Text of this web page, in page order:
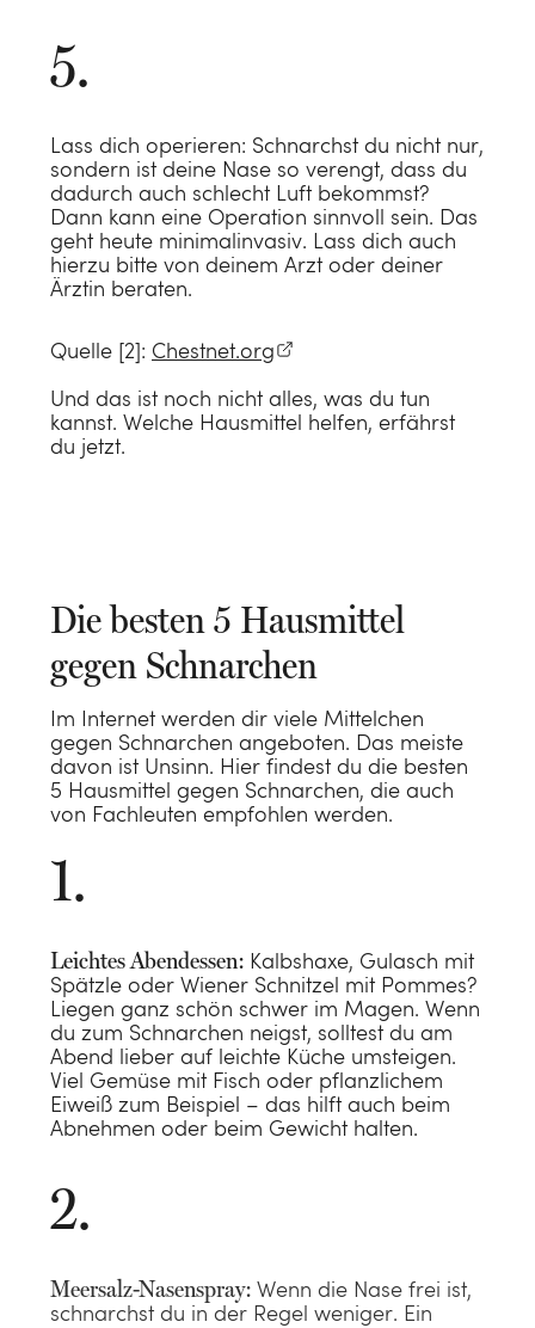
für jede
Wahre
Die Basis für
erholsamen
Schlaf
Luxus, der sanft
umhüllt
Accessoires
Kinderbettdecke
LIES DIE GESCHICHTE
Lass dich operieren: Schnarchst du nicht nur,
sondern ist deine Nase so verengt, dass du
dadurch auch schlecht Luft bekommst?
Dann kann eine Operation sinnvoll sein. Das
geht heute minimalinvasiv. Lass dich auch
hierzu bitte von deinem Arzt oder deiner
Ärztin beraten.
Quelle [2]: Chestnet.org
Und das ist noch nicht alles, was du tun
kannst. Welche Hausmittel helfen, erfährst
du jetzt.
Die besten 5 Hausmittel
gegen Schnarchen
Im Internet werden dir viele Mittelchen
gegen Schnarchen angeboten. Das meiste
davon ist Unsinn. Hier findest du die besten
5 Hausmittel gegen Schnarchen, die auch
von Fachleuten empfohlen werden.
Leichtes Abendessen: Kalbshaxe, Gulasch mit
Spätzle oder Wiener Schnitzel mit Pommes?
Liegen ganz schön schwer im Magen. Wenn
du zum Schnarchen neigst, solltest du am
Abend lieber auf leichte Küche umsteigen.
Viel Gemüse mit Fisch oder pflanzlichem
Eiweiß zum Beispiel – das hilft auch beim
Abnehmen oder beim Gewicht halten.
Meersalz-Nasenspray: Wenn die Nase frei ist,
schnarchst du in der Regel weniger. Ein